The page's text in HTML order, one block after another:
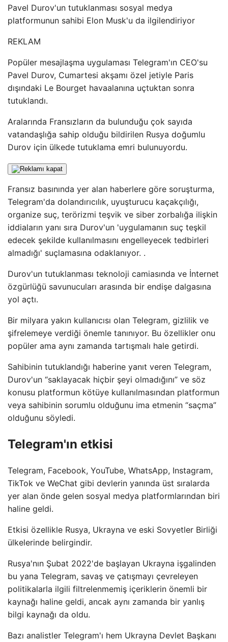
Pavel Durov'un tutuklanması sosyal medya
platformunun sahibi Elon Musk'u da ilgilendiriyor
REKLAM
Popüler mesajlaşma uygulaması Telegram'ın CEO'su
Pavel Durov, Cumartesi akşamı özel jetiyle Paris
dışındaki Le Bourget havaalanına uçtuktan sonra
tutuklandı.
Aralarında Fransızların da bulunduğu çok sayıda
vatandaşlığa sahip olduğu bildirilen Rusya doğumlu
Durov için ülkede tutuklama emri bulunuyordu.
Fransız basınında yer alan haberlere göre soruşturma,
Telegram'da dolandırıcılık, uyuşturucu kaçakçılığı,
organize suç, terörizmi teşvik ve siber zorbalığa ilişkin
iddiaların yanı sıra Durov'un 'uygulamanın suç teşkil
edecek şekilde kullanılmasını engelleyecek tedbirleri
almadığı' suçlamasına odaklanıyor. .
Durov'un tutuklanması teknoloji camiasında ve İnternet
özgürlüğü savunucuları arasında bir endişe dalgasına
yol açtı.
Bir milyara yakın kullanıcısı olan Telegram, gizlilik ve
şifrelemeye verdiği önemle tanınıyor. Bu özellikler onu
popüler ama aynı zamanda tartışmalı hale getirdi.
Sahibinin tutuklandığı haberine yanıt veren Telegram,
Durov'un “saklayacak hiçbir şeyi olmadığını” ve söz
konusu platformun kötüye kullanılmasından platformun
veya sahibinin sorumlu olduğunu ima etmenin “saçma”
olduğunu söyledi.
Telegram'ın etkisi
Telegram, Facebook, YouTube, WhatsApp, Instagram,
TikTok ve WeChat gibi devlerin yanında üst sıralarda
yer alan önde gelen sosyal medya platformlarından biri
haline geldi.
Etkisi özellikle Rusya, Ukrayna ve eski Sovyetler Birliği
ülkelerinde belirgindir.
Rusya'nın Şubat 2022'de başlayan Ukrayna işgalinden
bu yana Telegram, savaş ve çatışmayı çevreleyen
politikalarla ilgili filtrelenmemiş içeriklerin önemli bir
kaynağı haline geldi, ancak aynı zamanda bir yanlış
bilgi kaynağı da oldu.
Bazı analistler Telegram'ı hem Ukrayna Devlet Başkanı